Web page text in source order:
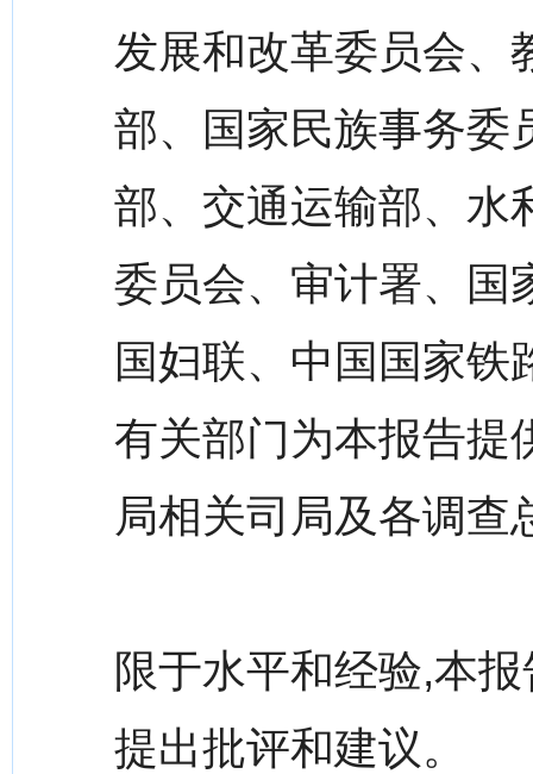
发展和改革委员会、
部、国家民族事务委
部、交通运输部、水
委员会、审计署、国
国妇联、中国国家
有关部门为本报告提
局相关司局及各调查
限于水平和经验,本
提出批评和建议。